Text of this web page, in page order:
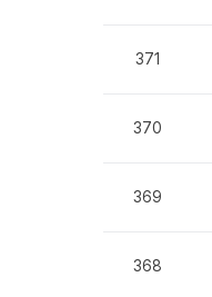
371
370
369
368